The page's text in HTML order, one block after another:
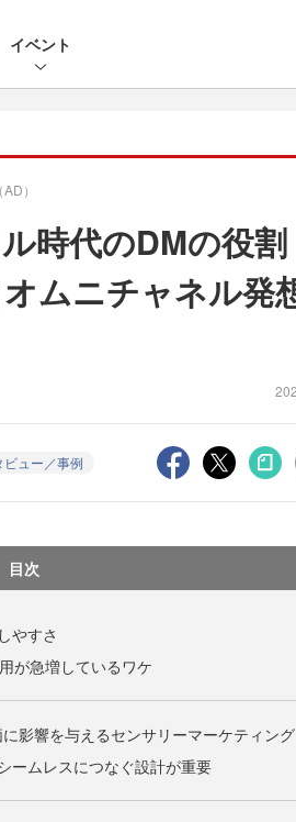
イベント
（AD）
時代のDMの役
ムニチャネル発
ビュー／事例
目次
やすさ
が急増しているワケ
影響を与えるセンサリーマーケティング
ームレスにつなぐ設計が重要